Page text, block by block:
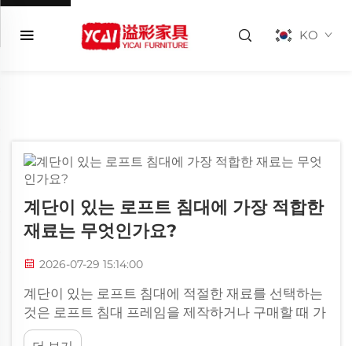
KO
계단이 있는 로프트 침대에 가장 적합한
재료는 무엇인가요?
2026-07-29 15:14:00
계단이 있는 로프트 침대에 적절한 재료를 선택하는
것은 로프트 침대 프레임을 제작하거나 구매할 때 가
장 중요한 결정 중 하나입니다. 선택한 재료는 내구